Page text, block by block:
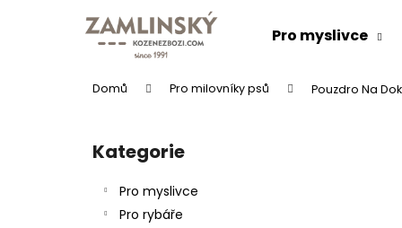
Pro myslivce
Domů Pro milovníky psů Pouzdro Na
Přeskočit
kategorie
Kategorie
Pro myslivce
Pro rybáře
obchodu
obchodu